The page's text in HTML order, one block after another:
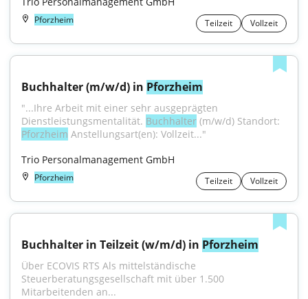
Pforzheim Teilzeit Vollzeit
Buchhalter (m/w/d) in Pforzheim
"...Ihre Arbeit mit einer sehr ausgeprägten
Dienstleistungsmentalität. Buchhalter
Pforzheim Anstellungsart(en): Vollzeit..."
Trio Personalmanagement GmbH
Pforzheim Teilzeit Vollzeit
Buchhalter in Teilzeit (w/m/d) in Pforzheim
Über ECOVIS RTS Als mittelständische
Steuerberatungsgesellschaft mit über 1.500
Mitarbeitenden an...